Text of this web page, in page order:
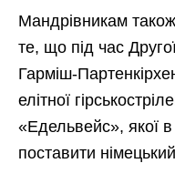
Мандрівникам
те, що під час
Гарміш-
елітної
«Едельвейс», якої
поставити